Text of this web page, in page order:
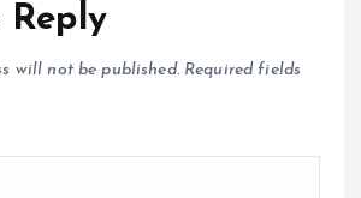
Reply
will not be published. Required fields